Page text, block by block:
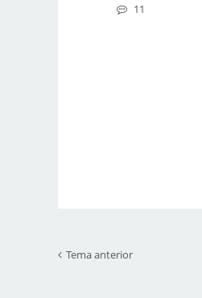
11
Tema anterior